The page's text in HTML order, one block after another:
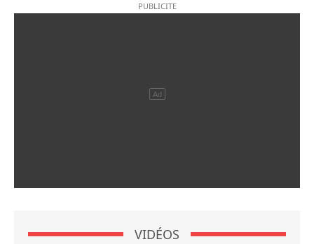
VIDÉOS